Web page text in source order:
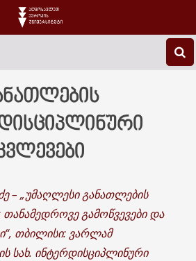
– „უმაღლესი განათლების
გამოწვევები და
თბილისი: ვარლამ
სახ. ინტერდისციპლინური